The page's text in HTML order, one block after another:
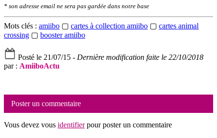
* son adresse email ne sera pas gardée dans notre base
Mots clés : amiibo ▢ cartes à collection amiibo ▢ cartes animal
crossing ▢ booster amiibo
Posté le 21/07/15 - Dernière modification faite le 22/10/2018
par : AmiiboActu
Poster un commentaire
Vous devez vous identifierpour poster un commentaire